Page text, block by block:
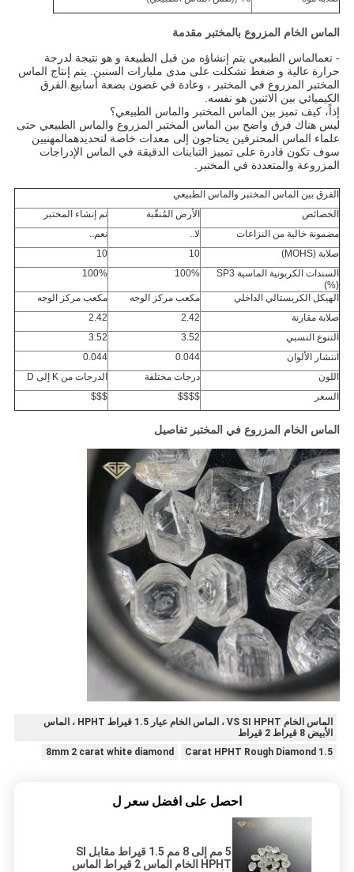
الماس الخام المزروع بالمختبر مقدمة
- نعمالماس الطبيعي يتم إنشاؤه من قبل الطبيعة و هو نتيجة لدرجة
حرارة عالية و ضغط تشكلت على مدى مليارات السنين. يتم إنتاج الماس
المختبر المزروع في المختبر ، وعادة في غضون بضعة أسابيع.الفرق
الكيميائي بين الاثنين هو نفسه.
إذاً، كيف تميز بين الماس المختبر والماس الطبيعي؟
ليس هناك فرق واضح بين الماس المختبر المزروع والماس الطبيعي حتى
علماء الماس المحترفين يحتاجون إلى معدات خاصة لتحديدهمالمهنيين
سوف تكون قادرة على تمييز التباينات الدقيقة في الماس الإدراجات
المزروعة والمتعددة في المختبر.
الفرق بين الماس المختبر والماس الطبيعي
الخصائص
الأرض المُنقّبة
تم إنشاء المختبر
مضمونة خالية من النزاعات
لا..
نعم..
صلابة (MOHS)
10
10
السندات الكربونية الماسية SP3
(%)
100%
100%
الهيكل الكريستالي الداخلي مكعب مركز الوجه
مكعب مركز الوجه
صلابة مقارنة
2.42
2.42
التنوع النسبي
3.52
3.52
انتشار الألوان
0.044
0.044
اللون
درجات مختلفة
الدرجات من K إلى D
السعر
$$$$
$$$
الماس الخام المزروع في المختبر تفاصيل
الماس الخام VS SI HPHT ، الماس الخام عيار 1.5 قيراط HPHT ، الماس
الأبيض 8 قيراط 2 قيراط
1.5 Carat HPHT Rough Diamond
8mm 2 carat white diamond
احصل على افضل سعر ل
5 مم إلى 8 مم 1.5 قيراط مقابل SI
HPHT الخام الماس 2 قيراط الماس